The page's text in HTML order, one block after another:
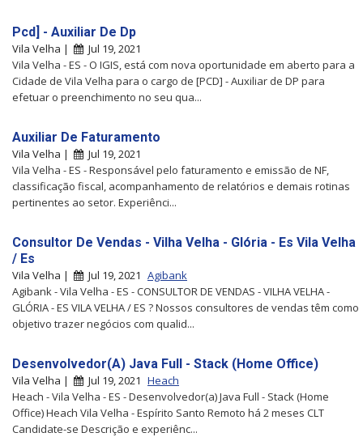
Pcd] - Auxiliar De Dp
Vila Velha |
Jul 19, 2021
Vila Velha - ES - O IGIS, está com nova oportunidade em aberto para a
Cidade de Vila Velha para o cargo de [PCD] - Auxiliar de DP para
efetuar o preenchimento no seu qua...
Auxiliar De Faturamento
Vila Velha |
Jul 19, 2021
Vila Velha - ES - Responsável pelo faturamento e emissão de NF,
classificação fiscal, acompanhamento de relatórios e demais rotinas
pertinentes ao setor. Experiênci...
Consultor De Vendas - Vilha Velha - Glória - Es Vila Velha
/ Es
Vila Velha | Jul 19, 2021 Agibank
Agibank - Vila Velha - ES - CONSULTOR DE VENDAS - VILHA VELHA -
GLÓRIA - ES VILA VELHA / ES ? Nossos consultores de vendas têm como
objetivo trazer negócios com qualid...
Desenvolvedor(A) Java Full - Stack (Home Office)
Vila Velha | Jul 19, 2021 Heach
Heach - Vila Velha - ES - Desenvolvedor(a) Java Full - Stack (Home
Office) Heach Vila Velha - Espírito Santo Remoto há 2 meses CLT
Candidate-se Descrição e experiênc...